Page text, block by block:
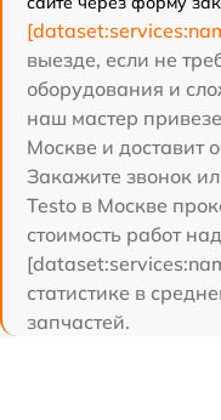
выезде, если не
оборудования и
наш мастер
Москве и доставит
Закажите звонок
Testo в Москве
стоимость работ
статистике в
запчастей.